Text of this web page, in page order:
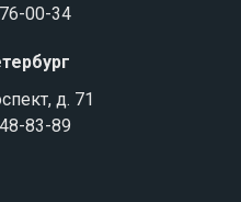
00-34
д. 71
83-89